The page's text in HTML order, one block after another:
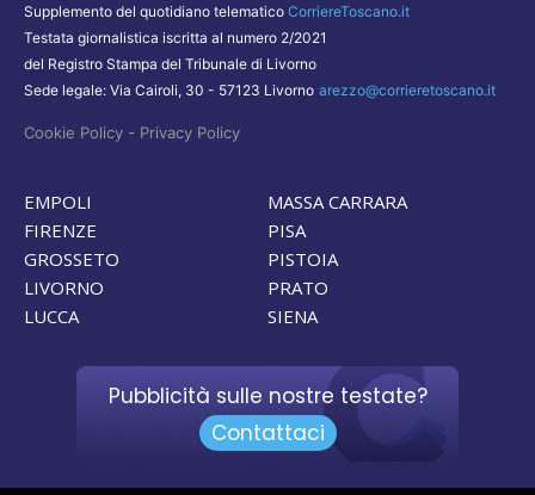
Supplemento del quotidiano telematico CorriereToscano.it
Testata giornalistica iscritta al numero 2/2021
del Registro Stampa del Tribunale di Livorno
Sede legale: Via Cairoli, 30 - 57123 Livorno arezzo@corrieretoscano.it
Cookie Policy - Privacy Policy
EMPOLI
FIRENZE
GROSSETO
LIVORNO
LUCCA
MASSA CARRARA
PISA
PISTOIA
PRATO
SIENA
Pubblicità sulle nostre testate?
Contattaci